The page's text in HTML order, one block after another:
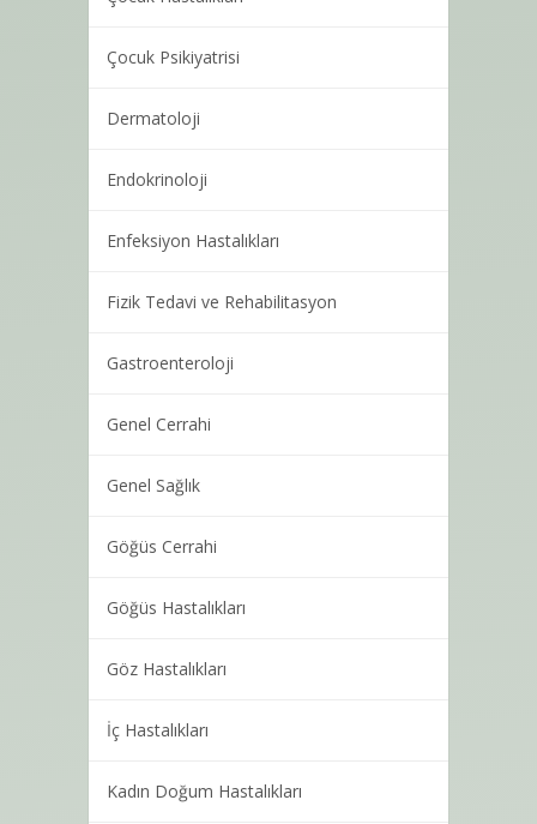
Çocuk Psikiyatrisi
Dermatoloji
Endokrinoloji
Enfeksiyon Hastalıkları
Fizik Tedavi ve Rehabilitasyon
Gastroenteroloji
Genel Cerrahi
Genel Sağlık
Göğüs Cerrahi
Göğüs Hastalıkları
Göz Hastalıkları
İç Hastalıkları
Kadın Doğum Hastalıkları